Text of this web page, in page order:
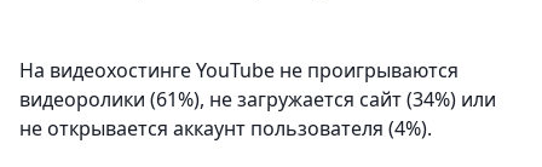
На видеохостинге YouTube не проигрываются
видеоролики (61%), не загружается сайт (34%) или
не открывается аккаунт пользователя (4%).